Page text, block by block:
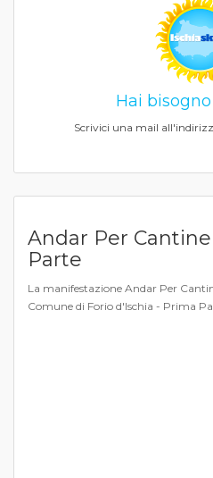
Hai
Scrivici una mail
Andar Per
Parte
La manifestazione Andar Per
Comune di Forio d'Ischia - Prima